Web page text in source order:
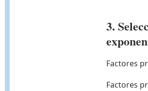
3.
Factores
Factores